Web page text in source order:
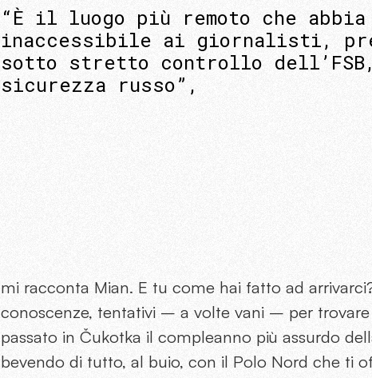
“È il luogo più remoto che abbia
inaccessibile ai giornalisti,
sotto stretto controllo
sicurezza russo”,
mi racconta Mian. E tu come hai fatto ad
conoscenze, tentativi – a volte vani – per
passato in Čukotka il compleanno più assurdo
bevendo di tutto, al buio, con il Polo Nord che ti